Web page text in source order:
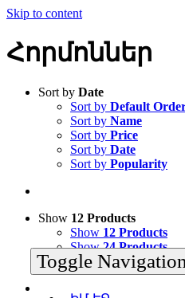
Skip to content
Toggle
Հորմոններ
Sort by Date
Sort by Default
Sort by Name
Sort by Price
Sort by Date
Sort by Popularity
Show 12 Products
Show 12 Products
Show24 Products
Show36 Products